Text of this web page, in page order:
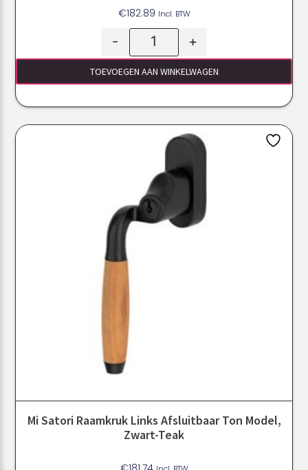
€182.89 Incl. BTW
- +
TOEVOEGEN AAN WINKELWAGEN
Mi Satori Raamkruk Links Afsluitbaar Ton Model,
Zwart-Teak